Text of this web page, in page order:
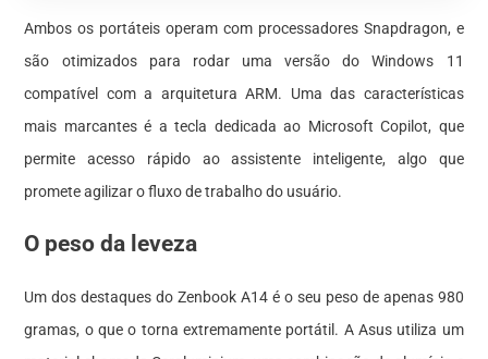
Ambos os portáteis operam com processadores Snapdragon, e
são otimizados para rodar uma versão do Windows 11
compatível com a arquitetura ARM. Uma das características
mais marcantes é a tecla dedicada ao Microsoft Copilot, que
permite acesso rápido ao assistente inteligente, algo que
promete agilizar o fluxo de trabalho do usuário.
O peso da leveza
Um dos destaques do Zenbook A14 é o seu peso de apenas 980
gramas, o que o torna extremamente portátil. A Asus utiliza um